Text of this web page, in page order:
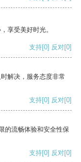
享受美好时光。
支持[0] 反对[0]
解决，服务态度非常
支持[0] 反对[0]
的流畅体验和安全性保
支持[0] 反对[0]